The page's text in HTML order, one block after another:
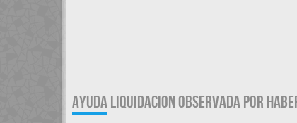
AYUDA LIQUIDACION OBSERVADA POR